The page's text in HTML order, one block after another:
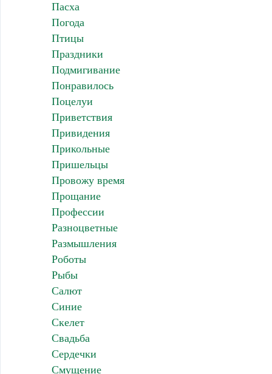
Пасха
Погода
Птицы
Праздники
Подмигивание
Понравилось
Поцелуи
Приветствия
Привидения
Прикольные
Пришельцы
Провожу время
Прощание
Профессии
Разноцветные
Размышления
Роботы
Рыбы
Салют
Синие
Скелет
Свадьба
Сердечки
Смущение